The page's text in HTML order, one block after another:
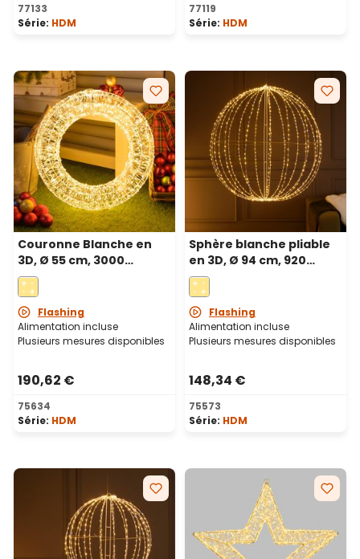
77133
Série: HDM
77119
Série: HDM
Couronne Blanche en
3D, Ø 55 cm, 3000
Microled haute densité
blanc chaud et froid,
utilisation en intérieur
Flashing
Alimentation incluse
Plusieurs mesures disponibles
190,62 €
75634
Série: HDM
Sphère blanche pliable
en 3D, Ø 94 cm, 920
microled haute densité
blanc chaud et froid,
utilisation en intérieur
Flashing
Alimentation incluse
Plusieurs mesures disponibles
148,34 €
75573
Série: HDM